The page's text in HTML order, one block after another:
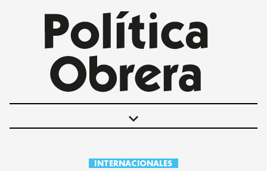
keyboard_arrow_down
POLÍTICAS
INTERNACIONALES